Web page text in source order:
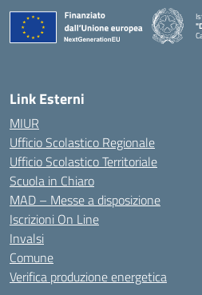
Link Esterni
MIUR
Ufficio Scolastico Regionale
Ufficio Scolastico Territoriale
Scuola in Chiaro
MAD – Messe a disposizione
Iscrizioni On Line
Invalsi
Comune
Verifica produzione energetica